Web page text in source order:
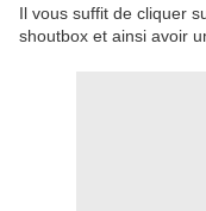
Il vous suffit de cliquer
shoutbox et ainsi avoir